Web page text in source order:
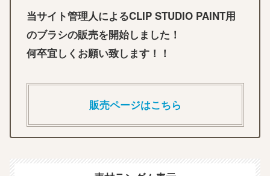
当サイト管理人によるCLIP STUDIO PAINT用
のブラシの販売を開始しました！
何卒宜しくお願い致します！！
販売ページはこちら